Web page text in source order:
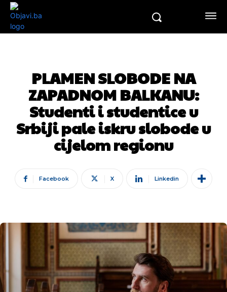
PLAMEN SLOBODE NA
ZAPADNOM BALKANU:
Studenti i studentice u
Srbiji pale iskru slobode u
cijelom regionu
Facebook X Linkedin